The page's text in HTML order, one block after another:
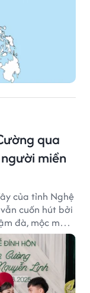
qua
miền
của tỉnh Nghệ
cuốn hút bởi
đà, mộc mạc